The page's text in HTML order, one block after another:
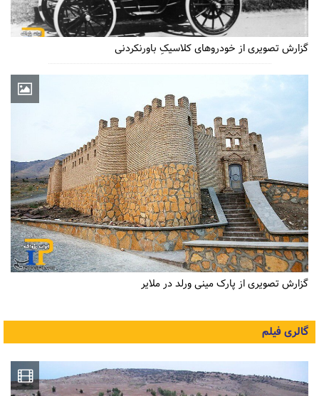
گزارش تصویری از خودروهای کلاسیکِ باورنکردنی
گزارش تصویری از پارک مینی ورلد در ملایر
گالری فیلم